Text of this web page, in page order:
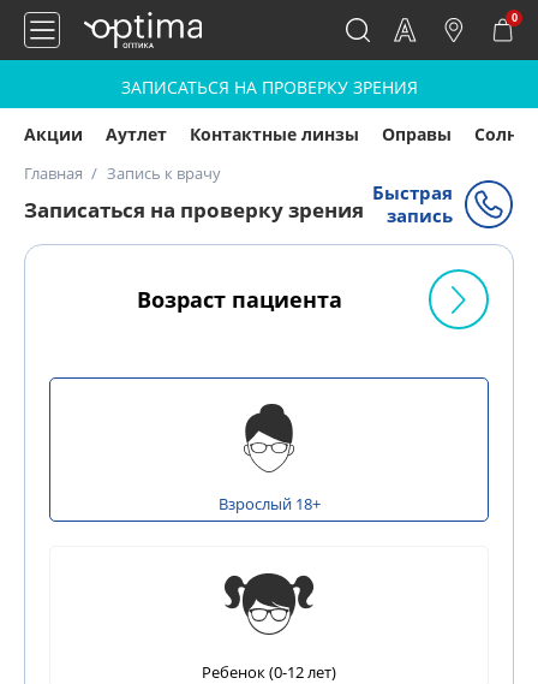
0
ЗАПИСАТЬСЯ НА ПРОВЕРКУ ЗРЕНИЯ
Акции Аутлет Контактные линзы Оправы
Главная Запись к врачу
Записаться на проверку зрения
Возраст пациента
Быстрая
запись
Взрослый 18+
Ребенок (0-12 лет)